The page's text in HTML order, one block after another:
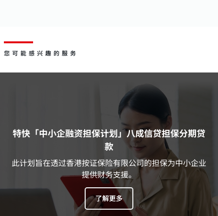
您可能感兴趣的服务
特快「中小企融资担保计划」八成信贷担保分期贷
款
此计划旨在透过香港按证保险有限公司的担保为中小企业
提供财务支援。
了解更多